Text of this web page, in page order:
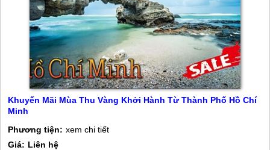
Khuyến Mãi Mùa Thu Vàng Khởi Hành Từ Thành Phố Hồ Chí
Minh
Phương tiện: xem chi tiết
Giá: Liên hệ